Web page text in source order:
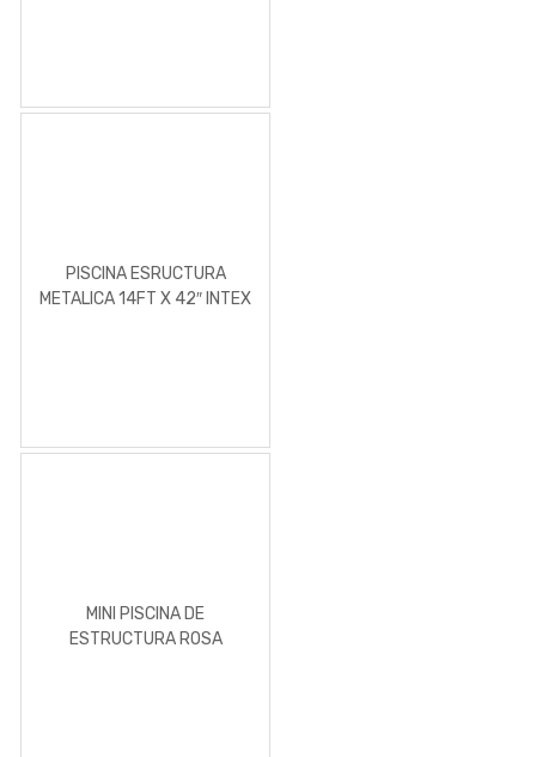
PISCINA ESRUCTURA
METALICA 14FT X 42″ INTEX
MINI PISCINA DE
ESTRUCTURA ROSA